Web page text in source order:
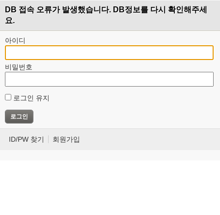
DB 접속 오류가 발생했습니다. DB정보를 다시 확인해주세
요.
아이디
비밀번호
로그인 유지
ID/PW 찾기 회원가입